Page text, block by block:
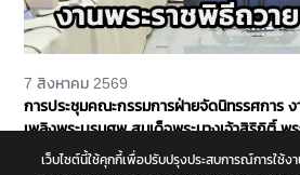
7 สิงหาคม 2569
การประชุมคณะกรรมการฝ่ายจัดนิทรรศการ ง
เพลิงพระบรมศพ สมเด็จพระนางเจ้าสิริกิติ์ พ
ราชชนนีพันปีหลวง
เว็บไซต์นี้ใช้คุกกี้เพื่อปรับปรุงประสบการณ์การใช้งา